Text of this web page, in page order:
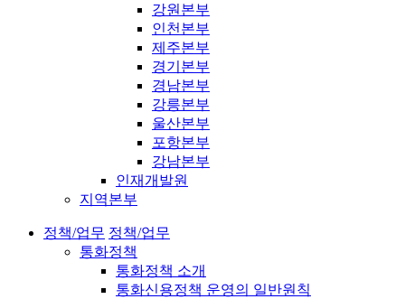
강원본부
인천본부
제주본부
경기본부
경남본부
강릉본부
울산본부
포항본부
강남본부
인재개발원
지역본부
정책/업무 정책/업무
통화정책
통화정책 소개
통화신용정책 운영의 일반원칙